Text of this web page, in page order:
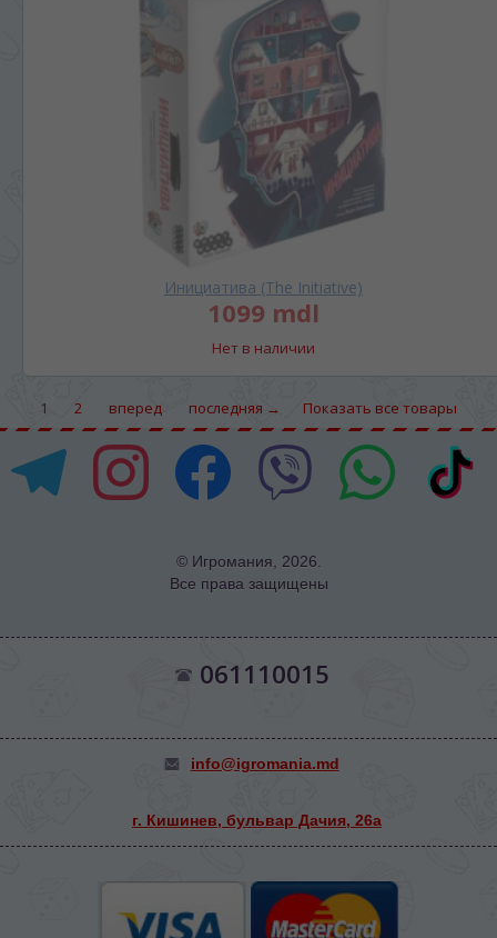
Инициатива (The Initiative)
1099 mdl
Нет в наличии
1 2 вперед последняя → Показать все товары
© Игромания, 2026.
Все права защищены
061110015
info@igromania.md
г. Кишинев, бульвар Дачия, 26а